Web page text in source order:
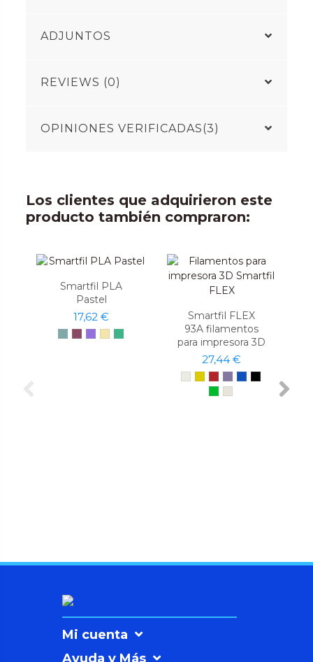
ADJUNTOS
REVIEWS (0)
OPINIONES VERIFICADAS(3)
Los clientes que adquirieron este
producto también compraron:
Smartfil PLA
Pastel
17,62 €
Smartfil FLEX
93A filamentos
para impresora 3D
27,44 €
Mi cuenta
Ayuda y Más